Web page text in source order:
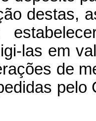
destas,
las em
de
pelo